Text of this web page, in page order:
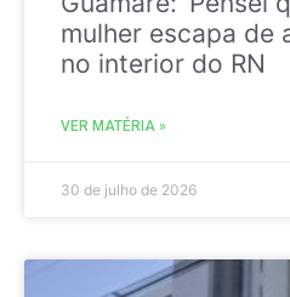
mulher escapa de
no interior do RN
VER MATÉRIA »
30 de julho de 2026